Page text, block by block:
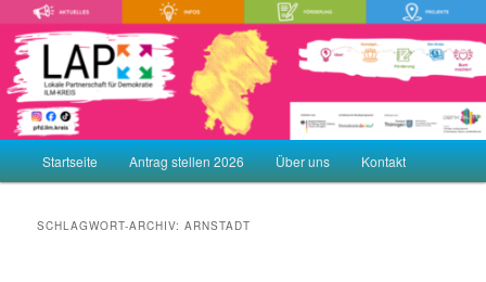
primären
Inhalt
springen
sekundären
Inhalt
springenLAP – Lokale Partnerschaft für
Demokratie ILM-KREIS
Demokratie leben! Aktiv gegen Rechtsextremismus, Gewalt und
Menschenfeindlichkeit
HauptmenüStartseite Antrag stellen 2026 Über uns Kontakt
SCHLAGWORT-ARCHIV:ARNSTADT